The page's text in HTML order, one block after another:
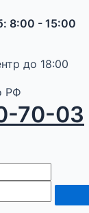
8:00 - 15:00
до 18:00
РФ
70-03